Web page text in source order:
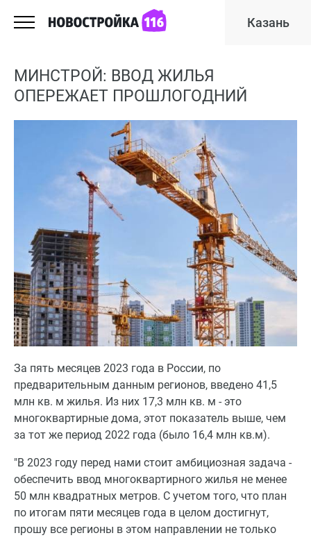
Казань
МИНСТРОЙ: ВВОД ЖИЛЬЯ
ОПЕРЕЖАЕТ ПРОШЛОГОДНИЙ
За пять месяцев 2023 года в России, по
предварительным данным регионов, введено 41,5
млн кв. м жилья. Из них 17,3 млн кв. м - это
многоквартирные дома, этот показатель выше, чем
за тот же период 2022 года (было 16,4 млн кв.м).
"В 2023 году перед нами стоит амбициозная задача -
обеспечить ввод многоквартирного жилья не менее
50 млн квадратных метров. С учетом того, что план
по итогам пяти месяцев года в целом достигнут,
прошу все регионы в этом направлении не только